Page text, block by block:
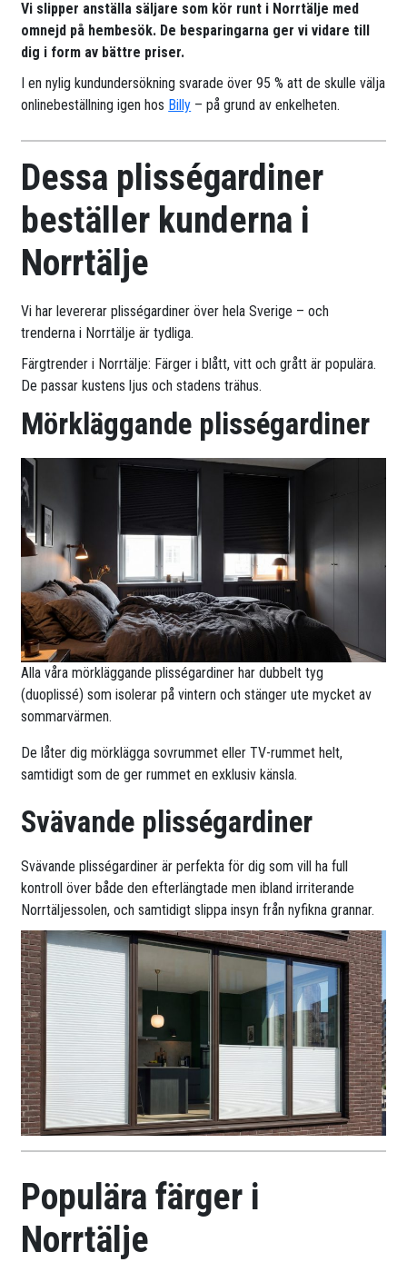
Vi slipper anställa säljare som kör runt i Norrtälje med
omnejd på hembesök. De besparingarna ger vi vidare till
dig i form av bättre priser.
I en nylig kundundersökning svarade över 95 % att de skulle välja
onlinebeställning igen hos Billy – på grund av enkelheten.
Dessa plisségardiner
beställer kunderna i
Norrtälje
Vi har levererar plisségardiner över hela Sverige – och
trenderna i Norrtälje är tydliga.
Färgtrender i Norrtälje: Färger i blått, vitt och grått är populära.
De passar kustens ljus och stadens trähus.
Mörkläggande plisségardiner
Alla våra mörkläggande plisségardiner har dubbelt tyg
(duoplissé) som isolerar på vintern och stänger ute mycket av
sommarvärmen.
De låter dig mörklägga sovrummet eller TV-rummet helt,
samtidigt som de ger rummet en exklusiv känsla.
Svävande plisségardiner
Svävande plisségardiner är perfekta för dig som vill ha full
kontroll över både den efterlängtade men ibland irriterande
Norrtäljessolen, och samtidigt slippa insyn från nyfikna grannar.
Populära färger i
Norrtälje